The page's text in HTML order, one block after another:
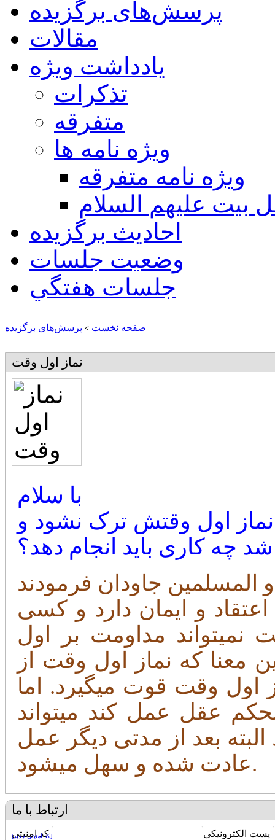
پرسش‌های برگزیده
مقالات
یادداشت ویژه
تذكرات
متفرقه
ويژه نامه ها
ويژه نامه متفرقه
بيت عليهم السلام
احادیث برگزیده
وضعیت جلسات
جلسات هفتگي
صفحه نخست > پرسش‌های برگزیده
نماز اول وقت
با سلام
اول وقتش ترک نشود و
چه کاری باید انجام دهد؟
و ایمان دارد و کسی
مداومت بر اول
معنا که نماز اول وقت از
اول وقت قوت میگیرد. اما
عقل عمل کند میتواند
بعد از مدتی دیگر عمل
عادت شده و سهل میشود.
ارتباط با ما
پست الکترونیکی کد امنیتی[کد امنیتی جدید]